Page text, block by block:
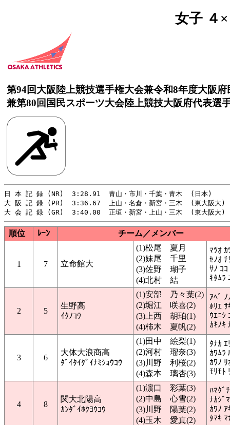
女子 ４
第94回大阪陸上競技選手権大会兼令和8年度大阪
兼第80回国民スポーツ大会陸上競技大阪府代表選
日 本 記 録 (NR)  3:28.91  青山・市川・千葉・青木  (日本)
大 阪 記 録 (PR)  3:36.67  上山・名倉・新宮・三木  (東大阪大)
順位 ﾚｰﾝ チーム／メンバー
1 7 立命館大
(1)松尾 夏月
(2)妹尾 千里
(3)佐野 瑚子
(4)北村 結
ﾏﾂｵ ｶ
ｾﾉｵ ﾁ
ｻﾉ ｺｺ
ｷﾀﾑﾗ
2 5
生野高
ｲｸﾉｺｳ
(1)安部 乃々葉(2)
(2)堀江 咲喜(2)
(3)上西 胡珀(1)
(4)柿木 夏帆(2)
ｱﾍﾞ ﾉ
ﾎﾘｴ ｻ
ｳｴﾆｼ
ｶｷﾉｷ
3 6
大体大浪商高
ﾀﾞｲﾀｲﾀﾞｲﾅﾐｼｮｳｺｳ
(1)田中 絵梨(1)
(2)河村 瑠奈(3)
(3)川野 利桜(2)
(4)森本 璃杏(3)
ﾀﾅｶ ｴ
ｶﾜﾑﾗ
ｶﾜﾉ ﾘ
ﾓﾘﾓﾄ
4 8
関大北陽高
ｶﾝﾀﾞｲﾎｸﾖｳｺｳ
(1)濵口 彩葉(3)
(2)中島 心雪(2)
(3)川野 陽葉(2)
(4)玉木 愛真(2)
ﾊﾏｸﾞ
ﾅｶｼﾞ
ｶﾜﾉ ｱ
ﾀﾏｷ ﾏ